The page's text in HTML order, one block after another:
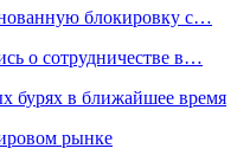
блокировку с…
о сотрудничестве в…
бурях в ближайшее время
рынке